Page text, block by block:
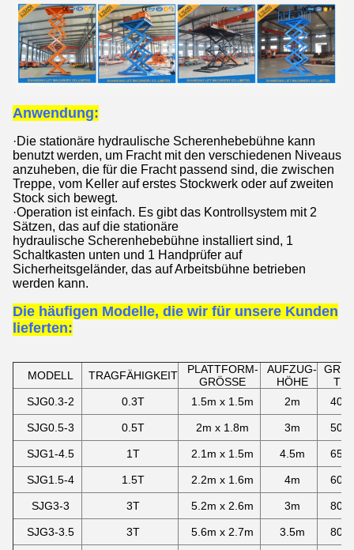
Anwendung:
·Die stationäre hydraulische Scherenhebebühne kann
benutzt werden, um Fracht mit den verschiedenen Niveaus
anzuheben, die für die Fracht passend sind, die zwischen
Treppe, vom Keller auf erstes Stockwerk oder auf zweiten
Stock sich bewegt.
·Operation ist einfach. Es gibt das Kontrollsystem mit 2
Sätzen, das auf die stationäre
hydraulische Scherenhebebühne installiert sind, 1
Schaltkasten unten und 1 Handprüfer auf
Sicherheitsgeländer, das auf Arbeitsbühne betrieben
werden kann.
Die häufigen Modelle, die wir für unsere Kunden
lieferten:
MODELL TRAGFÄHIGKEIT
PLATTFORM-
GRÖSSE
AUFZUG-
HÖHE
SJG0.3-2
0.3T 1.5m x 1.5m 2m
SJG0.5-3 0.5T 2m x 1.8m 3m
SJG1-4.5 1T 2.1m x 1.5m 4.5m
SJG1.5-4 1.5T 2.2m x 1.6m 4m
SJG3-3 3T 5.2m x 2.6m 3m
SJG3-3.5 3T 5.6m x 2.7m 3.5m